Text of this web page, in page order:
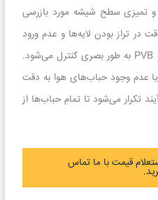
و تمیزی سطح شیشه مورد بازرسی
در تراز بودن لایه‌ها و عدم ورود
ذرات خارجی به فضای بین شیشه و PVB به طور بصری کنترل می‌شود.
عدم وجود حباب‌های هوا به دقت
تکرار می‌شود تا تمام حباب‌ها از
قیمت با ما تماس